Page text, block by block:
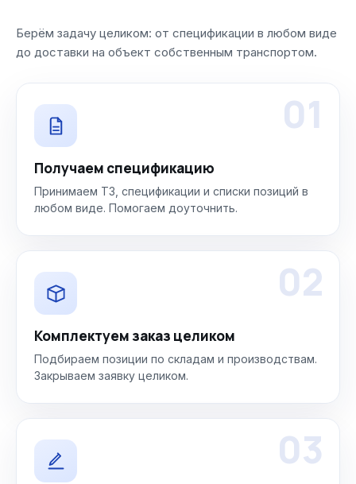
Берём задачу целиком: от спецификации в любом виде
до доставки на объект собственным транспортом.
01
Получаем спецификацию
Принимаем ТЗ, спецификации и списки позиций в
любом виде. Помогаем доуточнить.
02
Комплектуем заказ целиком
Подбираем позиции по складам и производствам.
Закрываем заявку целиком.
03